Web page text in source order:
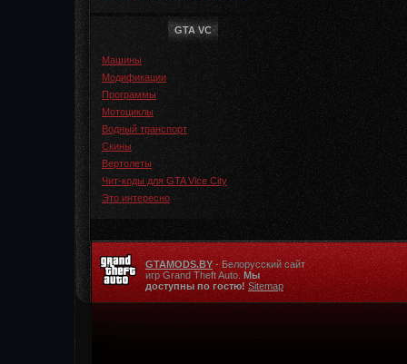
GTA VC
Машины
Модификации
Программы
Мотоциклы
Водный транспорт
Скины
Вертолеты
Чит-коды для GTA Vice City
Это интересно
GTAMODS.BY - Белорусский сайт
игр Grand Theft Auto. Мы
доступны по гостю! Sitemap